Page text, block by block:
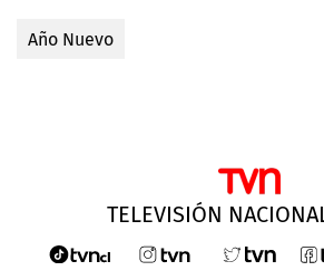
Año Nuevo
TELEVISIÓN